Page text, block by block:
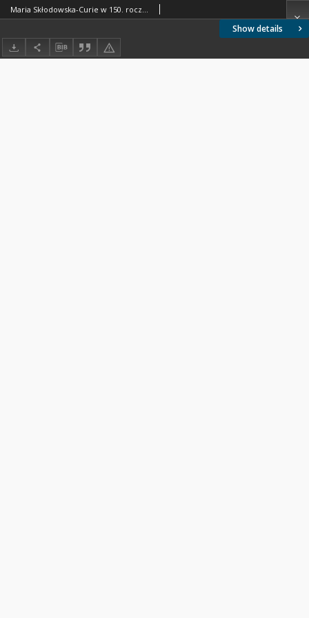
Show details
Maria Skłodowska-Curie w 150. rocznicę urodzin: odkrywanie ciekawe niesłychanie